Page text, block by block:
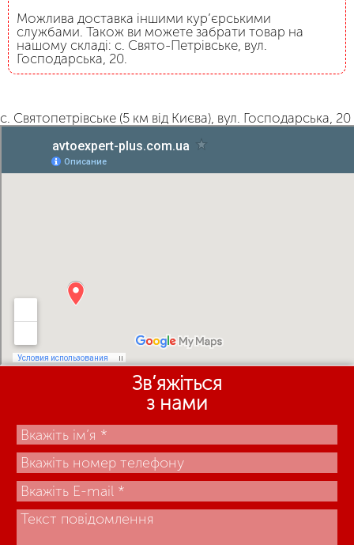
Можлива доставка іншими кур’єрськими
службами. Також ви можете забрати товар на
нашому складі: с. Свято-Петрівське, вул.
Господарська, 20.
с. Святопетрівське (5 км від Києва), вул. Господарська, 20
Зв’яжіться
з нами